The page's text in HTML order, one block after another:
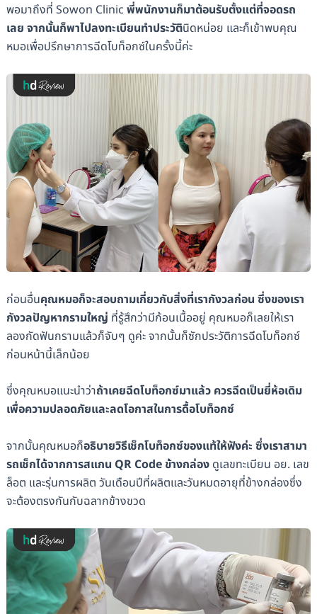
พอมาถึงที่ Sowon Clinic พี่พนักงานก็มาต้อนรับตั้งแต่ที่จอดรถ
เลย จากนั้นก็พาไปลงทะเบียนทำประวัตินิดหน่อย และก็เข้าพบคุณ
หมอเพื่อปรึกษาการฉีดโบท็อกซ์ในครั้งนี้ค่ะ
ก่อนอื่นคุณหมอก็จะสอบถามเกี่ยวกับสิ่งที่เรากังวลก่อน ซึ่งของเรา
กังวลปัญหากรามใหญ่ ที่รู้สึกว่ามีก้อนเนื้ออยู่ คุณหมอก็เลยให้เรา
ลองกัดฟันกรามแล้วก็จับๆ ดูค่ะ จากนั้นก็ซักประวัติการฉีดโบท็อกซ์
ก่อนหน้านี้เล็กน้อย
ซึ่งคุณหมอแนะนำว่าถ้าเคยฉีดโบท็อกซ์มาแล้ว ควรฉีดเป็นยี่ห้อเดิม
เพื่อความปลอดภัยและลดโอกาสในการดื้อโบท็อกซ์
จากนั้นคุณหมอก็อธิบายวิธีเช็กโบท็อกซ์ของแท้ให้ฟังค่ะ ซึ่งเราสามา
รถเช็กได้จากการสแกน QR Code ข้างกล่องดูเลขทะเบียน อย. เลข
ล็อต และรุ่นการผลิต วันเดือนปีที่ผลิตและวันหมดอายุที่ข้างกล่องซึ่ง
จะต้องตรงกันกับฉลากข้างขวด